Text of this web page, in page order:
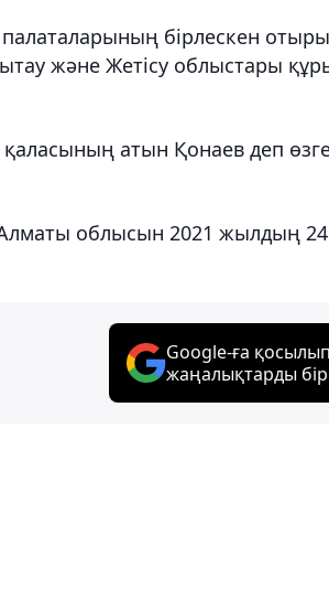
палаталарының бірлескен
және Жетісу облыстары
атын Қонаев деп
Алматы облысын 2021 жылдың
Google-ға
жаңалықтарды